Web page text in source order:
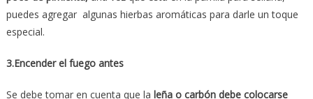
puedes agregar algunas hierbas aromáticas para darle un toque
especial.
3.Encender el fuego antes
Se debe tomar en cuenta que la leña o carbón debe colocarse